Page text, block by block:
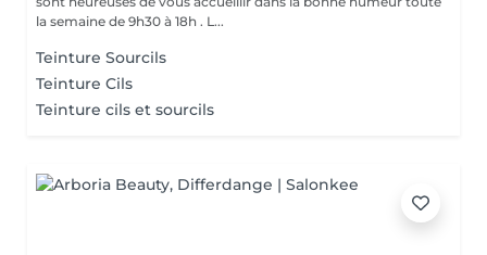
la semaine de 9h30 à 18h . L...
Teinture Sourcils
Teinture Cils
Teinture cils et sourcils